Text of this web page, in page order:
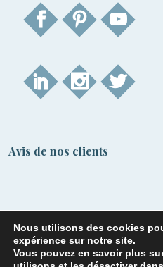
Avis de nos clients
Nous utilisons des cookies
expérience sur notre site.
Vous pouvez en savoir plus